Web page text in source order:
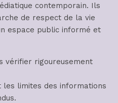
contemporain. Ils
de respect de la vie
espace public informé et
vérifier rigoureusement
limites des informations